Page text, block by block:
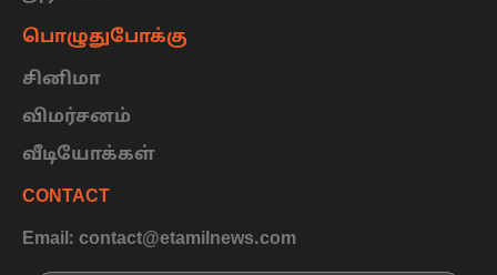
பொழுதுபோக்கு
சினிமா
விமர்சனம்
வீடியோக்கள்
CONTACT
Email: contact@etamilnews.com